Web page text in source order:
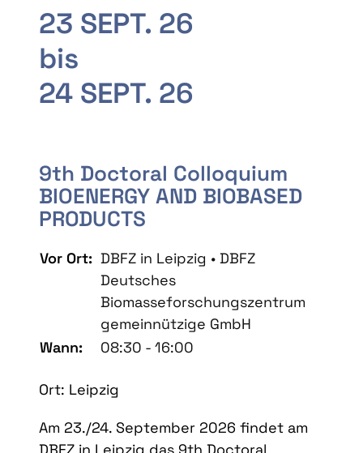
23 SEPT. 26
bis
24 SEPT. 26
9th Doctoral Colloquium
BIOENERGY AND BIOBASED
PRODUCTS
Vor Ort: DBFZ in Leipzig • DBFZ
Deutsches
Biomasseforschungszentrum
gemeinnützige GmbH
Wann:
08:30 - 16:00
Ort: Leipzig
Am 23./24. September 2026 findet am